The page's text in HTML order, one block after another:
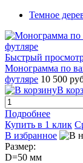
Темное
Быстрый
Монограмма по
футляре 10 500
В
Подробнее
Купить в 1 клик
В избранное
Размер:
D=50 мм